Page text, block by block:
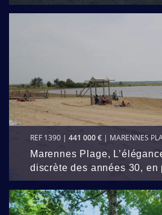
REF 1390 | 441 000 € | MARENNES
Marennes Plage,
discrète des années 30,